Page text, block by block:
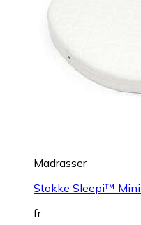
Madrasser
Stokke Sleepi™
fr.